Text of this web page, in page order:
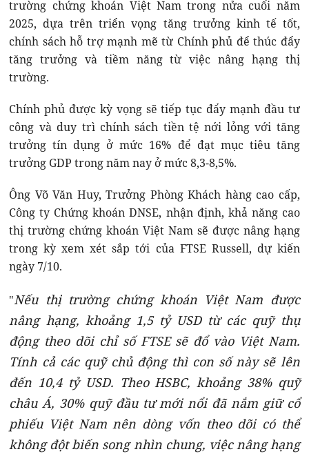
trường chứng khoán Việt Nam trong nửa cuối năm
2025, dựa trên triển vọng tăng trưởng kinh tế tốt,
chính sách hỗ trợ mạnh mẽ từ Chính phủ để thúc đẩy
tăng trưởng và tiềm năng từ việc nâng hạng thị
trường.
Chính phủ được kỳ vọng sẽ tiếp tục đẩy mạnh đầu tư
công và duy trì chính sách tiền tệ nới lỏng với tăng
trưởng tín dụng ở mức 16% để đạt mục tiêu tăng
trưởng GDP trong năm nay ở mức 8,3-8,5%.
Ông Võ Văn Huy, Trưởng Phòng Khách hàng cao cấp,
Công ty Chứng khoán DNSE, nhận định, khả năng cao
thị trường chứng khoán Việt Nam sẽ được nâng hạng
trong kỳ xem xét sắp tới của FTSE Russell, dự kiến
ngày 7/10.
"Nếu thị trường chứng khoán Việt Nam được
nâng hạng, khoảng 1,5 tỷ USD từ các quỹ thụ
động theo dõi chỉ số FTSE sẽ đổ vào Việt Nam.
Tính cả các quỹ chủ động thì con số này sẽ lên
đến 10,4 tỷ USD. Theo HSBC, khoảng 38% quỹ
châu Á, 30% quỹ đầu tư mới nổi đã nắm giữ cổ
phiếu Việt Nam nên dòng vốn theo dõi có thể
không đột biến song nhìn chung, việc nâng hạng